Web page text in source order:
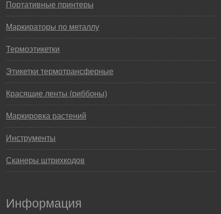
Портативные принтеры
Маркираторы по металлу
Термоэтикетки
Этикетки термотрансферные
Красящие ленты (риббоны)
Маркировка растений
Инструменты
Сканеры штрихкодов
Информация